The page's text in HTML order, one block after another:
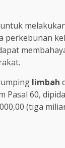
perkebunan
limbah
Pasal 60,
(tiga